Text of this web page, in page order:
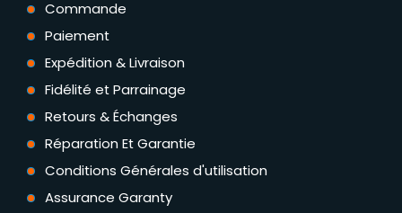
Commande
Paiement
Expédition & Livraison
Fidélité et Parrainage
Retours & Échanges
Réparation Et Garantie
Conditions Générales d'utilisation
Assurance Garanty